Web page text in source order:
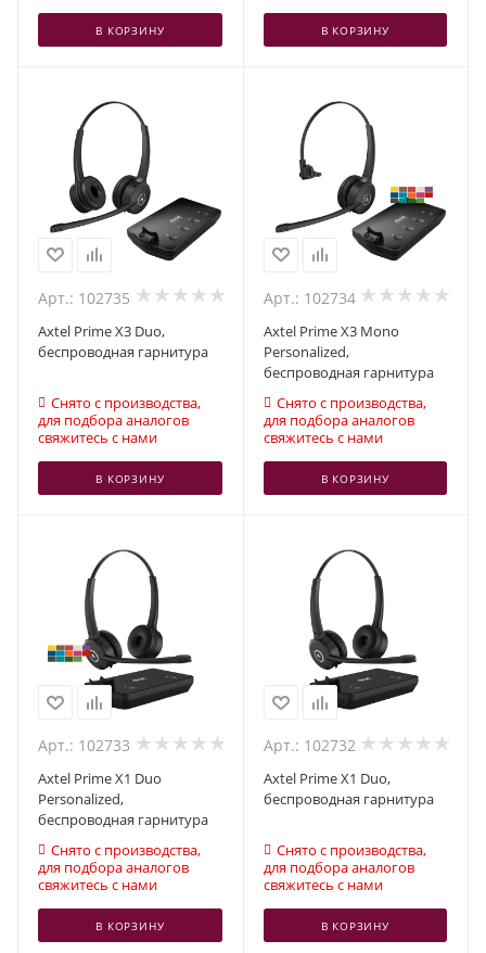
В КОРЗИНУ В КОРЗИНУ
Арт.: 102735
Axtel Prime X3 Duo,
беспроводная гарнитура
Снято с производства,
для подбора аналогов
свяжитесь с нами
В КОРЗИНУ
Арт.: 102734
Axtel Prime X3 Mono
Personalized,
беспроводная гарнитура
Снято с производства,
для подбора аналогов
свяжитесь с нами
В КОРЗИНУ
Арт.: 102733
Axtel Prime X1 Duo
Personalized,
беспроводная гарнитура
Снято с производства,
для подбора аналогов
свяжитесь с нами
В КОРЗИНУ
Арт.: 102732
Axtel Prime X1 Duo,
беспроводная гарнитура
Снято с производства,
для подбора аналогов
свяжитесь с нами
В КОРЗИНУ